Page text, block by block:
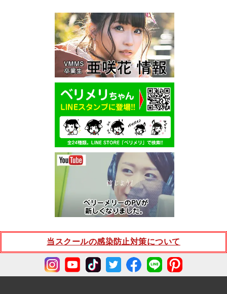
当スクールの感染防止対策について